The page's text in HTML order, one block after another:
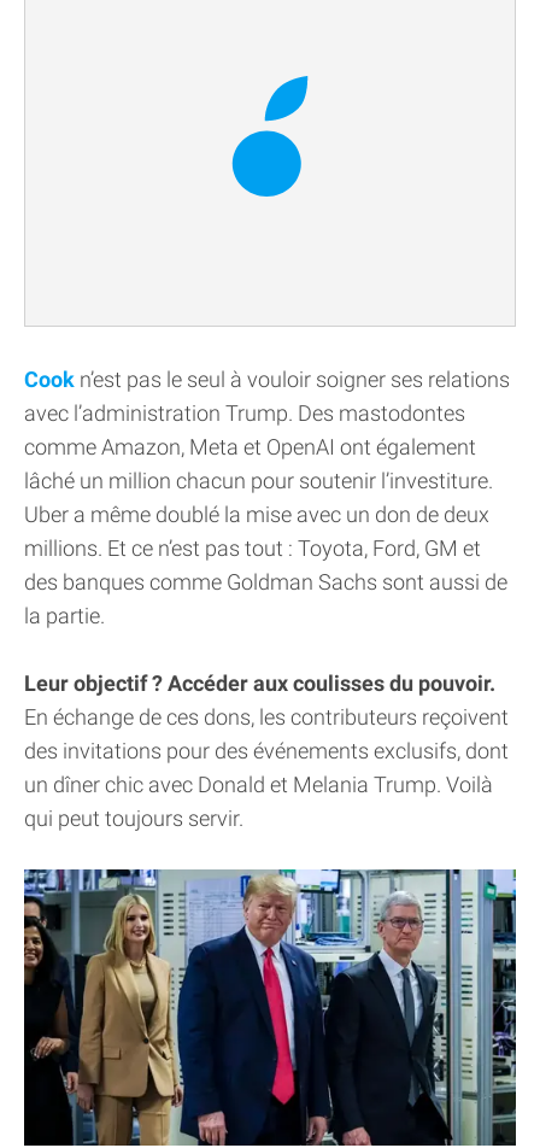
Cook n’est pas le seul à vouloir soigner ses relations
avec l’administration Trump. Des mastodontes
comme Amazon, Meta et OpenAI ont également
lâché un million chacun pour soutenir l’investiture.
Uber a même doublé la mise avec un don de deux
millions. Et ce n’est pas tout : Toyota, Ford, GM et
des banques comme Goldman Sachs sont aussi de
la partie.
Leur objectif ? Accéder aux coulisses du pouvoir.
En échange de ces dons, les contributeurs reçoivent
des invitations pour des événements exclusifs, dont
un dîner chic avec Donald et Melania Trump. Voilà
qui peut toujours servir.